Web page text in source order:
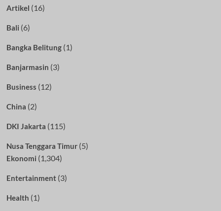
Artikel (16)
Bali (6)
Bangka Belitung(1)
Banjarmasin (3)
Business (12)
China (2)
DKI Jakarta (115)
Nusa Tenggara Timur(5)
Ekonomi (1,304)
Entertainment(3)
Health (1)